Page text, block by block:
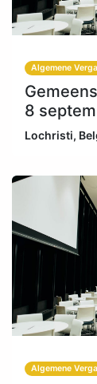
Algemene
8
Lochristi,
Algemene